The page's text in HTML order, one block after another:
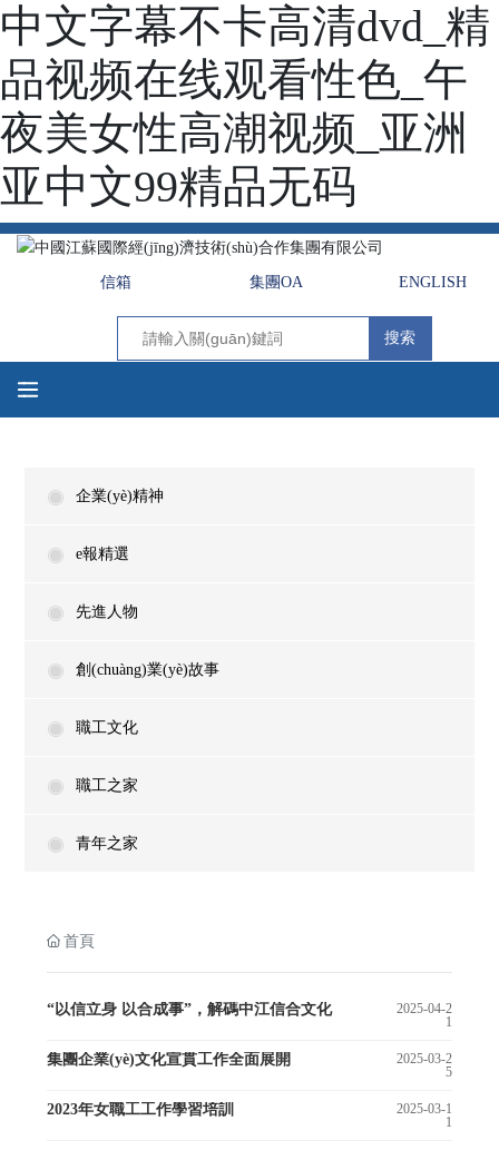
中文字幕不卡高清dvd_精
品视频在线观看性色_午
夜美女性高潮视频_亚洲
亚中文99精品无码
信箱 集團OA ENGLISH
搜索
企業(yè)精神
e報精選
先進人物
創(chuàng)業(yè)故事
職工文化
職工之家
青年之家
首頁
“以信立身 以合成事”，解碼中江信合文化
2025-04-2
1
集團企業(yè)文化宣貫工作全面展開
2025-03-2
5
2023年女職工工作學習培訓
2025-03-1
1